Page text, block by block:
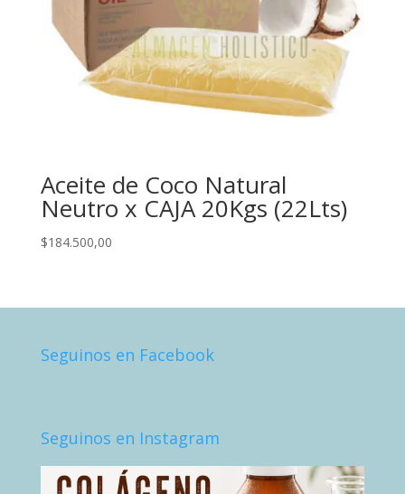
Aceite de Coco Natural
Neutro x CAJA 20Kgs (22Lts)
$184.500,00
Seguinos en Facebook
Seguinos en Instagram